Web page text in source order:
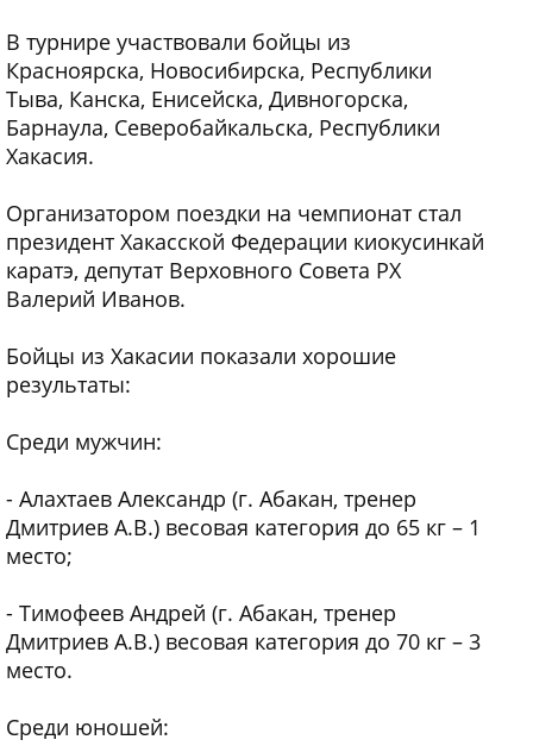
В турнире участвовали бойцы из
Красноярска, Новосибирска, Республики
Тыва, Канска, Енисейска, Дивногорска,
Барнаула, Северобайкальска, Республики
Хакасия.
Организатором поездки на чемпионат стал
президент Хакасской Федерации киокусинкай
каратэ, депутат Верховного Совета РХ
Валерий Иванов.
Бойцы из Хакасии показали хорошие
результаты:
Среди мужчин:
- Алахтаев Александр (г. Абакан, тренер
Дмитриев А.В.) весовая категория до 65 кг – 1
место;
- Тимофеев Андрей (г. Абакан, тренер
Дмитриев А.В.) весовая категория до 70 кг – 3
место.
Среди юношей: